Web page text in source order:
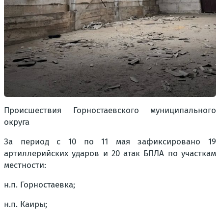
Происшествия Горностаевского муниципального
округа
За период с 10 по 11 мая зафиксировано 19
артиллерийских ударов и 20 атак БПЛА по участкам
местности:
н.п. Горностаевка;
н.п. Каиры;